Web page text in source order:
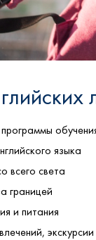
языка
всего света
границей
и питания
экскурсии